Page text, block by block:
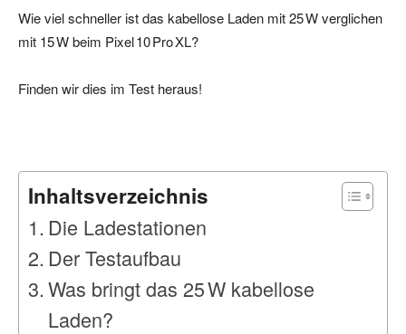
Wie viel schneller ist das kabellose Laden mit 25 W verglichen
mit 15 W beim Pixel 10 Pro XL?
Finden wir dies im Test heraus!
Inhaltsverzeichnis
Die Ladestationen
Der Testaufbau
Was bringt das 25 W kabellose
Laden?